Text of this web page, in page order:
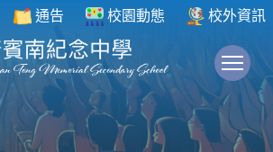
通告 校園動態 校外資訊